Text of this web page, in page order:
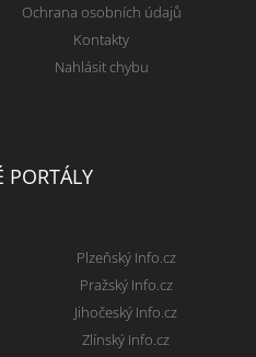
Ochrana osobních údajů
Kontakty
Nahlásit chybu
PORTÁLY
Plzeňský Info.cz
Pražský Info.cz
Jihočeský Info.cz
Zlínský Info.cz